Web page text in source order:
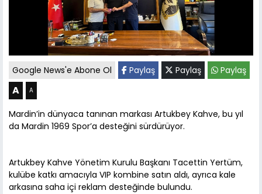
Google News'e Abone Ol Paylaş Paylaş Paylaş
A A
Mardin’in dünyaca tanınan markası Artukbey Kahve, bu yıl
da Mardin 1969 Spor’a desteğini sürdürüyor.
Artukbey Kahve Yönetim Kurulu Başkanı Tacettin Yertüm,
kulübe katkı amacıyla VIP kombine satın aldı, ayrıca kale
arkasına saha içi reklam desteğinde bulundu.